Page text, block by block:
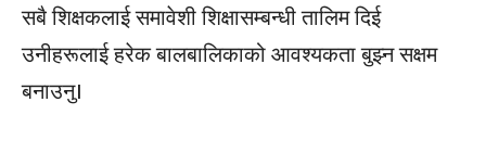
सबै शिक्षकलाई समावेशी शिक्षासम्बन्धी तालिम दिई
उनीहरूलाई हरेक बालबालिकाको आवश्यकता बुझ्न सक्षम
बनाउनु।